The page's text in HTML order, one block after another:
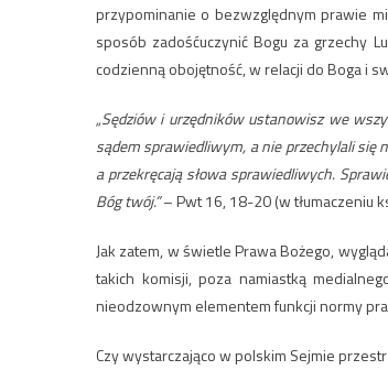
przypominanie o bezwzględnym prawie
sposób zadośćuczynić Bogu za grzechy
codzienną obojętność, w relacji do Boga i
„Sędziów i urzędników ustanowisz we
sądem sprawiedliwym, a nie przechylali się
a przekręcają słowa sprawiedliwych.
Bóg twój.”– Pwt 16, 18-20 (w tłumaczeniu
Jak zatem, w świetle Prawa Bożego,
takich komisji, poza namiastką
nieodzownym elementem funkcji normy
Czy wystarczająco w polskim Sejmie